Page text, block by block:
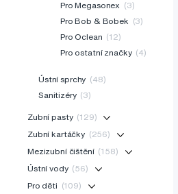
Pro Megasonex (3)
Pro Bob & Bobek
(3)
Pro Oclean (12)
Pro ostatní značky (4)
Ústní sprchy (48)
Sanitizéry (3)
Zubní pasty (129)
Zubní kartáčky (256)
Mezizubní čištění (158)
Ústní vody (56)
Pro děti
(109)